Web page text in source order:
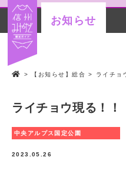
お知らせ
> 【お知らせ】総合 > ライチョ
ライチョウ現る！！
中央アルプス国定公園
2023.05.26